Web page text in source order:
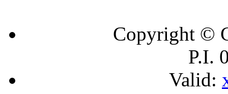
Copyright ©
P.I.
Valid: